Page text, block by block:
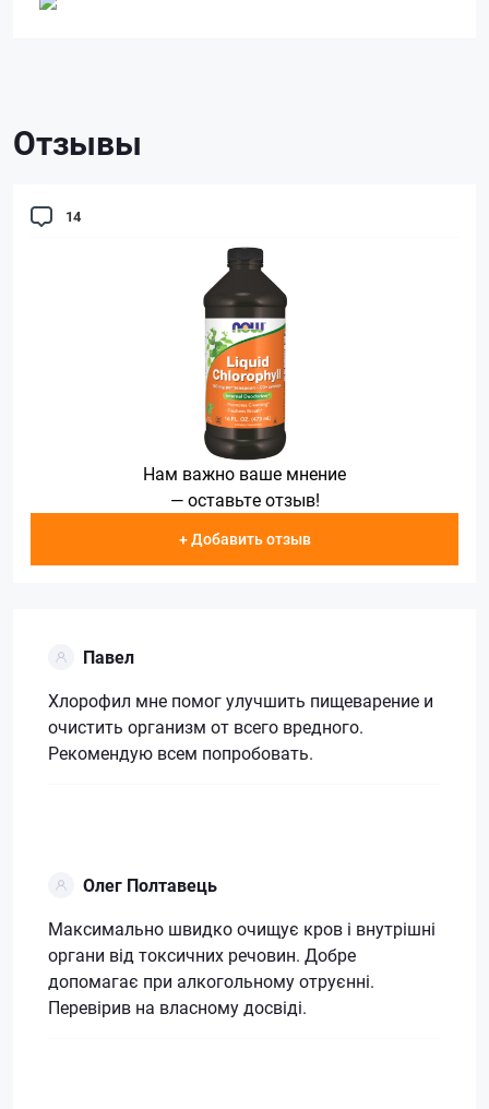
Отзывы
14
Нам важно ваше мнение
— оставьте отзыв!
+ Добавить отзыв
Павел
Хлорофил мне помог улучшить пищеварение и
очистить организм от всего вредного.
Рекомендую всем попробовать.
Олег Полтавець
Максимально швидко очищує кров і внутрішні
органи від токсичних речовин. Добре
допомагає при алкогольному отруєнні.
Перевірив на власному досвіді.